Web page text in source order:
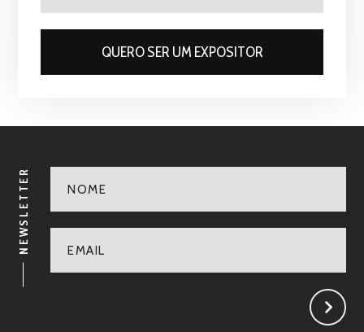
NEWSLETTER